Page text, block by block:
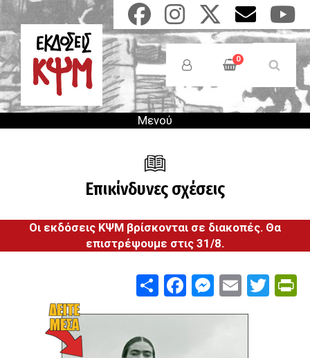
Παράκαμψη
προς
το
κυρίως
περιεχόμενο
Anonymous
Users
Menu
0
Μενού
Επικίνδυνες σχέσεις
Οι εκδόσεις ΚΨΜ βρίσκονται σε διακοπές. Θα
επιστρέψουμε στις 31/8.
ShareFacebook
Email